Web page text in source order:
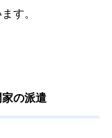
す。
の派遣